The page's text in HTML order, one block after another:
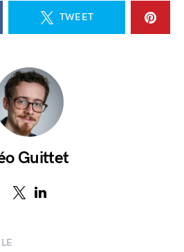
TWEET
Guittet